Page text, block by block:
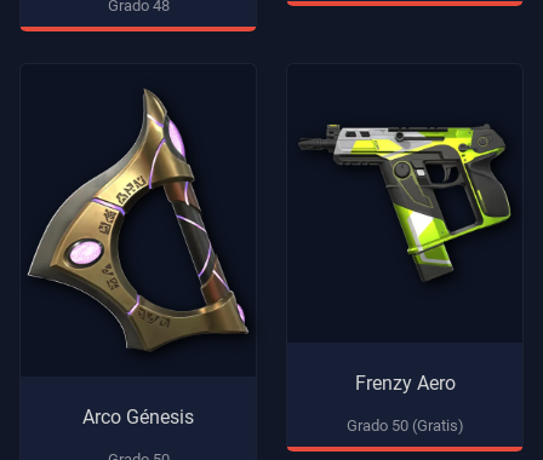
Grado 48
Arco Génesis
Frenzy Aero
Grado 50 (Gratis)